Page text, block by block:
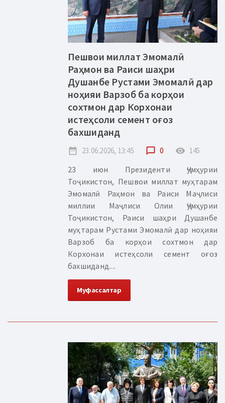
Пешвои миллат Эмомалӣ
Раҳмон ва Раиси шаҳри
Душанбе Рустами Эмомалӣ дар
ноҳияи Варзоб ба корҳои
сохтмон дар Корхонаи
истеҳсоли семент оғоз
бахшиданд
date_range 23.06.2026, 13:45 chat_bubble_outline 0 remove_red_eye 145
23 июн Президенти Ҷумҳурии
Тоҷикистон, Пешвои миллат муҳтарам
Эмомалӣ Раҳмон ва Раиси Маҷлиси
миллии Маҷлиси Олии Ҷумҳурии
Тоҷикистон, Раиси шаҳри Душанбе
муҳтарам Рустами Эмомалӣ дар ноҳияи
Варзоб ба корҳои сохтмон дар
Корхонаи истеҳсоли семент оғоз
бахшиданд....
Муфассалтар